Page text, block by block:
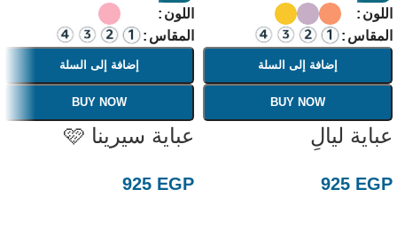
اللون
المقاس
إضافة إلى السلة
BUY NOW
عباية ليالِ
925 EGP
اللون
المقاس
إضافة إلى السلة
BUY NOW
عباية سيرينا 🩷
925 EGP